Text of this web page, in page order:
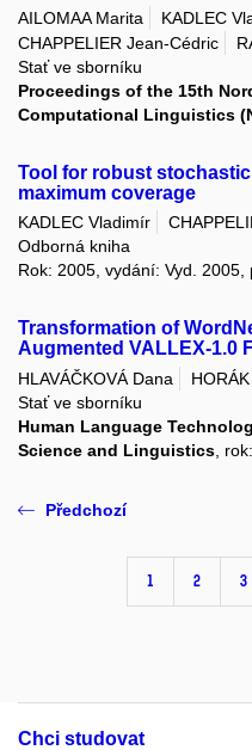
AILOMAA Marita
KADLEC
CHAPPELIER Jean-Cédric
Stať ve sborníku
Proceedings of the 15th
Computational Linguistics
Tool for robust
maximum coverage
KADLEC Vladimír
Odborná kniha
Rok: 2005, vydání: Vyd. 2005,
Transformation of
Augmented VALLEX-1.0
HLAVÁČKOVÁ Dana
Stať ve sborníku
Human Language
Science and Linguistics ,
Předchozí
1 2 3
Chci studovat